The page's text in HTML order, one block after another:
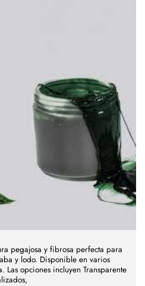
pegajosa y fibrosa perfecta para
y lodo. Disponible en varios
opciones incluyen Transparente